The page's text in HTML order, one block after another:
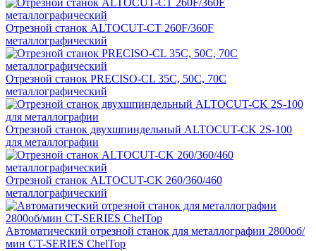
Отрезной станок ALTOCUT-CT 260F/360F
металлографический
Отрезной станок PRECISO-CL 35C, 50C, 70C
металлографический
Отрезной станок двухшпиндельный ALTOCUT-CK 2S-100
для металлографии
Отрезной станок ALTOCUT-CK 260/360/460
металлографический
Автоматический отрезной станок для металлографии 2800об/
мин CT-SERIES ChelTop